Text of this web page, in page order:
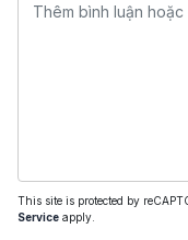
This site is protected by
Service apply.